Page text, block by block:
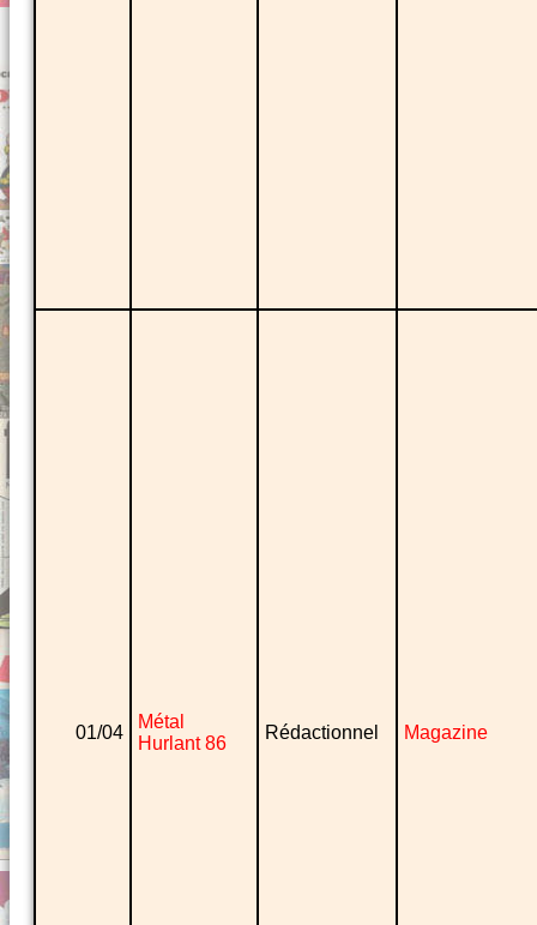
01/04
Métal
Hurlant 86
Rédactionnel Magazine